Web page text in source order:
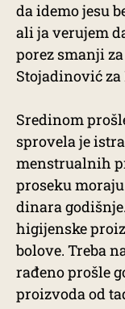
da idemo jesu
ali ja verujem
porez smanji za
Stojadinović
Sredinom
sprovela je
menstrualnih
proseku
dinara
higijenske
bolove. Treba
rađeno prošle
proizvoda od